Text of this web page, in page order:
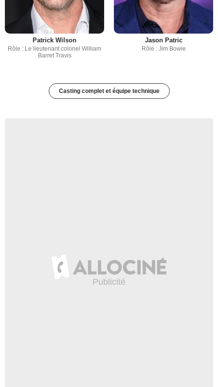
Patrick Wilson
Rôle : Le lieutenant colonel William
Barret Travis
Jason Patric
Rôle : Jim Bowie
Casting complet et équipe technique